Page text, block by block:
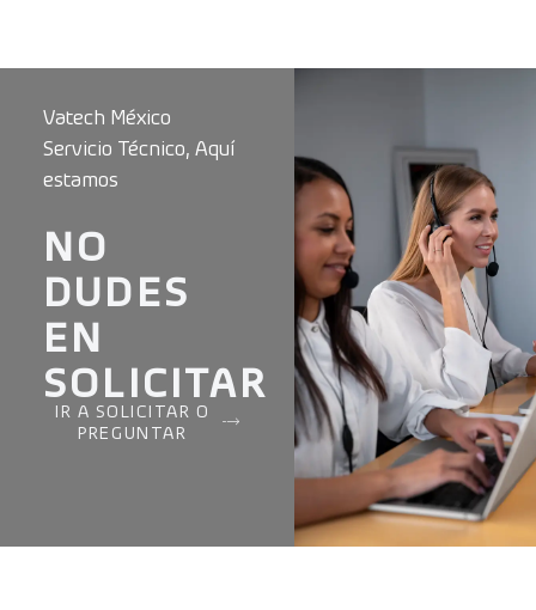
Vatech México
Servicio Técnico, Aquí
estamos
NO
DUDES
EN
SOLICITAR
IR A SOLICITAR O
PREGUNTAR